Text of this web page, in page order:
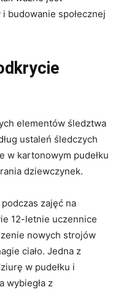
budowanie społecznej
elementów śledztwa
ustaleń śledczych
w kartonowym pudełku
dziewczynek.
zajęć na
12-letnie uczennice
nowych strojów
ciało. Jedna z
w pudełku i
wybiegła z